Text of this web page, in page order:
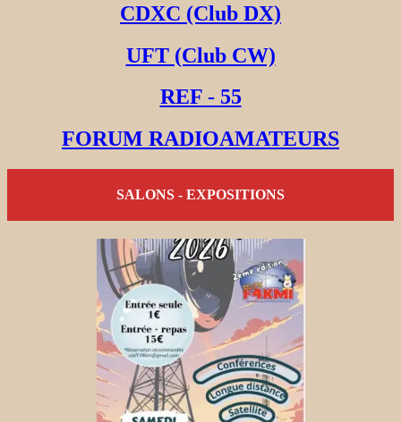
CDXC (Club DX)
UFT (Club CW)
REF - 55
FORUM RADIOAMATEURS
SALONS - EXPOSITIONS